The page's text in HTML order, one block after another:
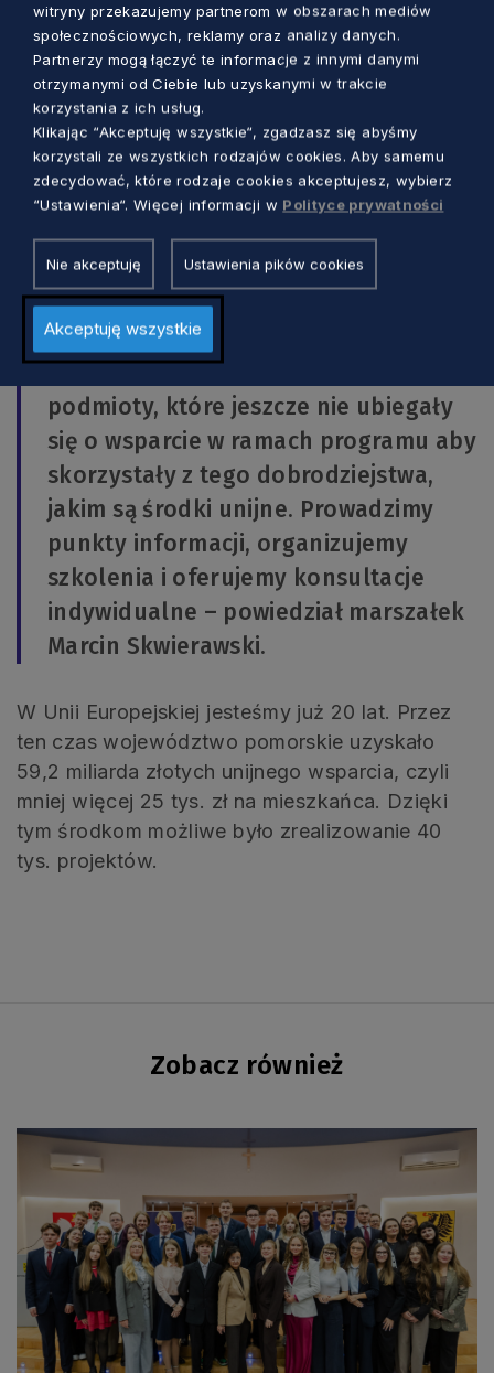
jeszcze lepsze wykorzystanie dostępnych
środków unijnych.
Urząd Marszałkowski Województwa
Pomorskiego w 2024 roku organizował
szkolenia dla wnioskodawców i beneficjentów
programu FEP. Uczestnikami 21 seminariów
było ponad 1000 uczestników. Informacje na
temat funduszy europejskich można uzyskać w
punktach informacyjnych, których lista
dostępna jestTUTAJ
– Chcielibyśmy zachęcić wszystkie
podmioty, które jeszcze nie ubiegały
się o wsparcie w ramach programu aby
skorzystały z tego dobrodziejstwa,
jakim są środki unijne. Prowadzimy
punkty informacji, organizujemy
szkolenia i oferujemy konsultacje
indywidualne – powiedział marszałek
Marcin Skwierawski.
W Unii Europejskiej jesteśmy już 20 lat. Przez
ten czas województwo pomorskie uzyskało
59,2 miliarda złotych unijnego wsparcia, czyli
mniej więcej 25 tys. zł na mieszkańca. Dzięki
tym środkom możliwe było zrealizowanie 40
tys. projektów.
Zobacz również
witryny przekazujemy partnerom w obszarach mediów
społecznościowych, reklamy oraz analizy danych.
Partnerzy mogą łączyć te informacje z innymi danymi
otrzymanymi od Ciebie lub uzyskanymi w trakcie
korzystania z ich usług.
Klikając “Akceptuję wszystkie“, zgadzasz się abyśmy
korzystali ze wszystkich rodzajów cookies. Aby samemu
zdecydować, które rodzaje cookies akceptujesz, wybierz
“Ustawienia“. Więcej informacji w Polityce prywatności
Nie akceptuję Ustawienia pików cookies
Akceptuję wszystkie